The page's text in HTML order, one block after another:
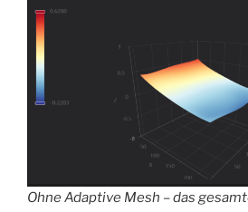
Ohne Adaptive Mesh – das